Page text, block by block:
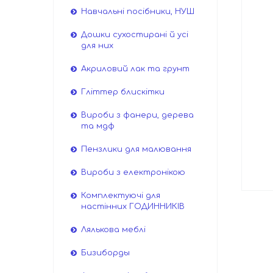
Навчальні посібники, НУШ
Дошки сухостирані й усі
для них
Акриловий лак та грунт
Гліттер блискітки
Вироби з фанери, дерева
та мдф
Пензлики для малювання
Вироби з електронікою
Комплектуючі для
настінних ГОДИННИКІВ
Лялькова меблі
Бизиборды